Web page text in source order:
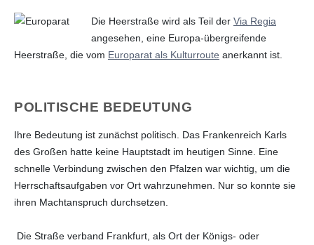
Die Heerstraße wird als Teil der Via Regia
angesehen, eine Europa-übergreifende
Heerstraße, die vom Europarat als Kulturroute anerkannt ist.
POLITISCHE BEDEUTUNG
Ihre Bedeutung ist zunächst politisch. Das Frankenreich Karls
des Großen hatte keine Hauptstadt im heutigen Sinne. Eine
schnelle Verbindung zwischen den Pfalzen war wichtig, um die
Herrschaftsaufgaben vor Ort wahrzunehmen. Nur so konnte sie
ihren Machtanspruch durchsetzen.
Die Straße verband Frankfurt, als Ort der Königs- oder